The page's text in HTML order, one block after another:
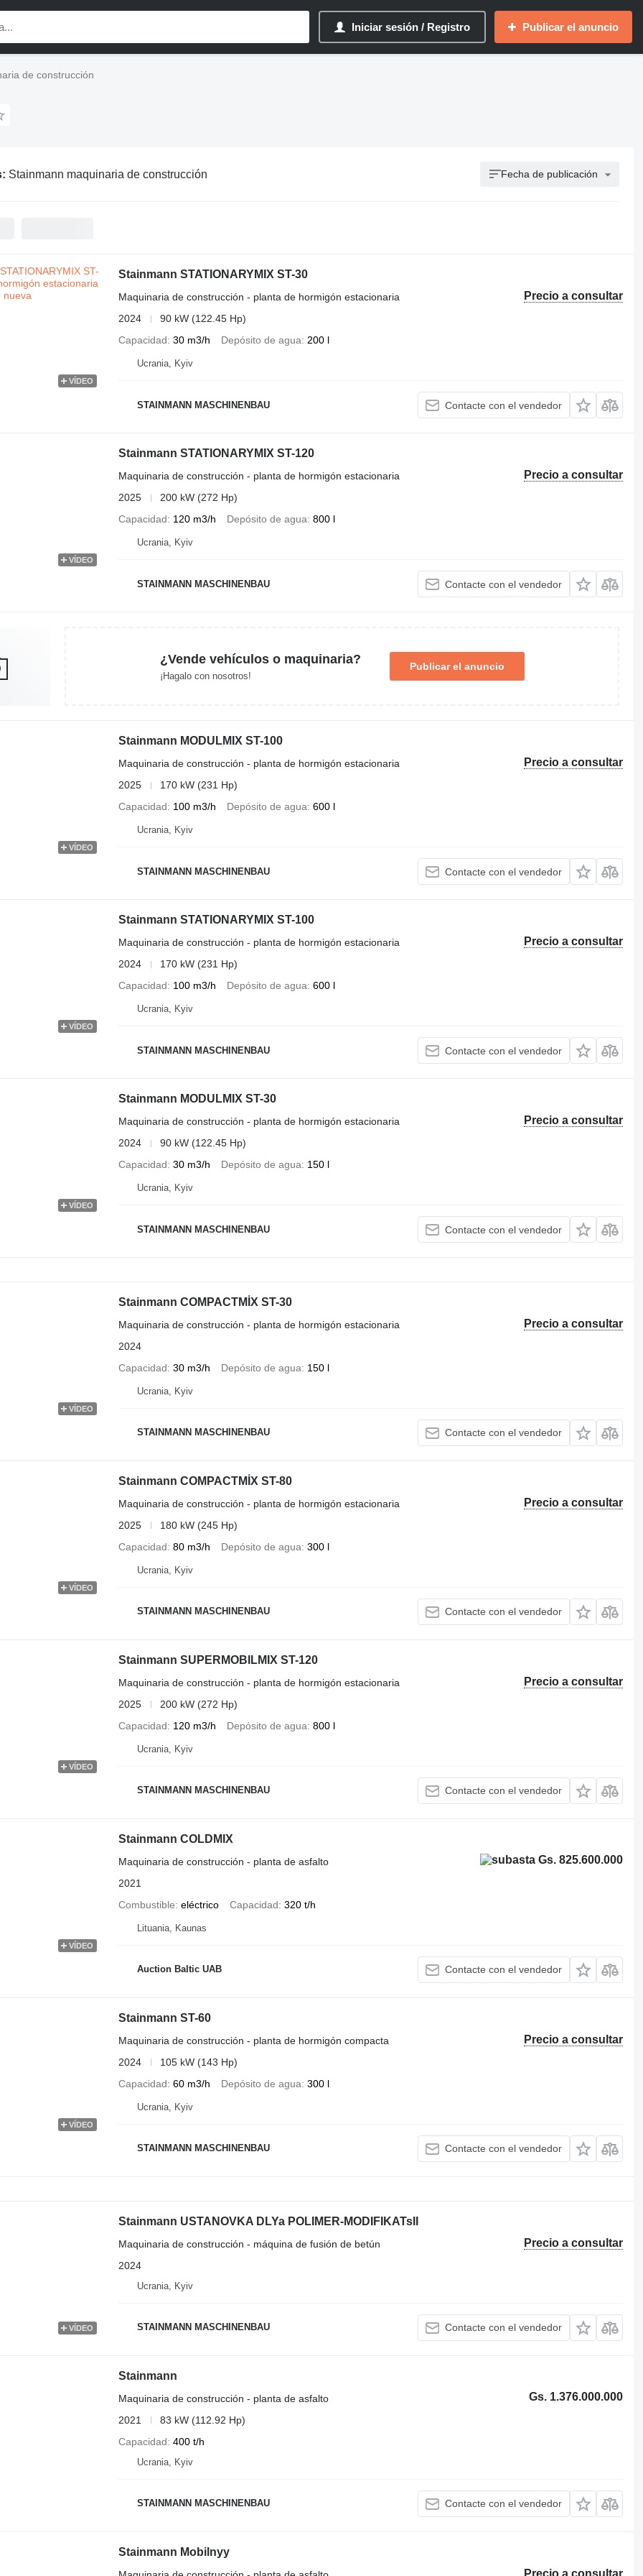
Iniciar sesión / Registro Publicar el anuncio
de construcción
Stainmann maquinaria de construcción Fecha de publicación
VÍDEO
Stainmann STATIONARYMIX ST-30
Precio a consultar
Maquinaria de construcción - planta de hormigón estacionaria
2024
90 kW (122.45 Hp)
Capacidad 30 m3/h Depósito de agua 200 l
Ucrania, Kyiv
STAINMANN MASCHINENBAU Contacte con el vendedor
VÍDEO
Stainmann STATIONARYMIX ST-120
Precio a consultar
Maquinaria de construcción - planta de hormigón estacionaria
2025
200 kW (272 Hp)
Capacidad
120 m3/h Depósito de agua 800 l
Ucrania, Kyiv
STAINMANN MASCHINENBAU Contacte con el vendedor
¿Vende vehículos o maquinaria?
¡Hagalo con nosotros!
Publicar el anuncio
VÍDEO
Stainmann MODULMIX ST-100
Precio a consultar
Maquinaria de construcción - planta de hormigón estacionaria
2025
170 kW (231 Hp)
Capacidad
100 m3/h Depósito de agua 600 l
Ucrania, Kyiv
STAINMANN MASCHINENBAU Contacte con el vendedor
VÍDEO
Stainmann STATIONARYMIX ST-100
Precio a consultar
Maquinaria de construcción - planta de hormigón estacionaria
2024
170 kW (231 Hp)
Capacidad
100 m3/h Depósito de agua 600 l
Ucrania, Kyiv
STAINMANN MASCHINENBAU Contacte con el vendedor
VÍDEO
Stainmann MODULMIX ST-30
Precio a consultar
Maquinaria de construcción - planta de hormigón estacionaria
2024
90 kW (122.45 Hp)
Capacidad 30 m3/h Depósito de agua 150 l
Ucrania, Kyiv
STAINMANN MASCHINENBAU Contacte con el vendedor
VÍDEO
Stainmann COMPACTMİX ST-30
Precio a consultar
Maquinaria de construcción - planta de hormigón estacionaria
2024
Capacidad 30 m3/h Depósito de agua 150 l
Ucrania, Kyiv
STAINMANN MASCHINENBAU Contacte con el vendedor
VÍDEO
Stainmann COMPACTMİX ST-80
Precio a consultar
Maquinaria de construcción - planta de hormigón estacionaria
2025
180 kW (245 Hp)
Capacidad 80 m3/h Depósito de agua 300 l
Ucrania, Kyiv
STAINMANN MASCHINENBAU Contacte con el vendedor
VÍDEO
Stainmann SUPERMOBILMIX ST-120
Precio a consultar
Maquinaria de construcción - planta de hormigón estacionaria
2025
200 kW (272 Hp)
Capacidad
120 m3/h Depósito de agua 800 l
Ucrania, Kyiv
STAINMANN MASCHINENBAU Contacte con el vendedor
VÍDEO
Stainmann COLDMIX
Gs. 825.600.000
Maquinaria de construcción - planta de asfalto
2021
Combustible eléctrico Capacidad 320 t/h
Lituania, Kaunas
Auction Baltic UAB Contacte con el vendedor
VÍDEO
Stainmann ST-60
Precio a consultar
Maquinaria de construcción - planta de hormigón compacta
2024
105 kW (143 Hp)
Capacidad 60 m3/h Depósito de agua 300 l
Ucrania, Kyiv
STAINMANN MASCHINENBAU Contacte con el vendedor
VÍDEO
Stainmann USTANOVKA DLYa POLIMER-MODIFIKATsII
Precio a consultar
Maquinaria de construcción - máquina de fusión de betún
2024
Ucrania, Kyiv
STAINMANN MASCHINENBAU Contacte con el vendedor
Stainmann
Gs. 1.376.000.000
Maquinaria de construcción - planta de asfalto
2021
83 kW (112.92 Hp)
Capacidad 400 t/h
Ucrania, Kyiv
STAINMANN MASCHINENBAU Contacte con el vendedor
Stainmann Mobilnyy
Precio a consultar